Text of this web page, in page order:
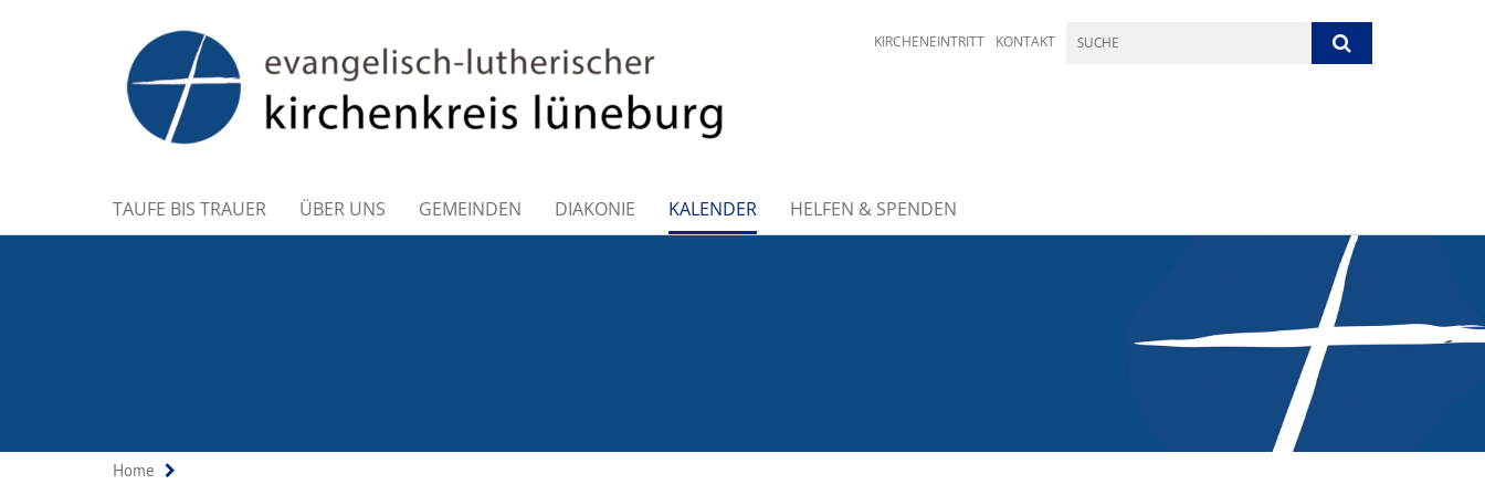
KIRCHENEINTRITT KONTAKT
TAUFE BIS TRAUER ÜBER UNS GEMEINDEN DIAKONIE KALENDER HELFEN & SPENDEN
Home